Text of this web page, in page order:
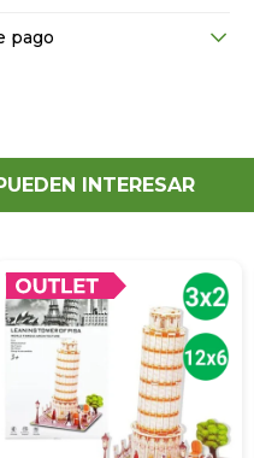
pago
INTERESAR